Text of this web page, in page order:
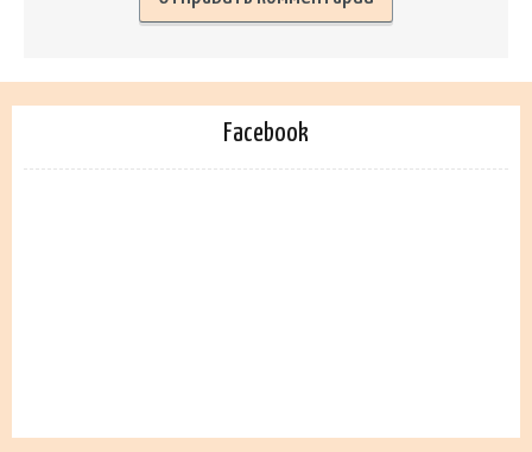
Facebook